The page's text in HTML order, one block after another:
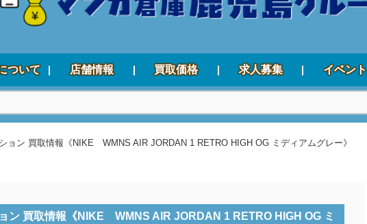
ついて 店舗情報 買取価格 求人募集 イベント
ション 買取情報《NIKE WMNS AIR JORDAN 1 RETRO HIGH OG ミディアムグレー》
ン 買取情報《NIKE WMNS AIR JORDAN 1 RETRO HIGH OG ミ